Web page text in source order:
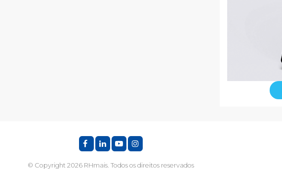
© Copyright 2026 RHmais. Todos os direitos reservados